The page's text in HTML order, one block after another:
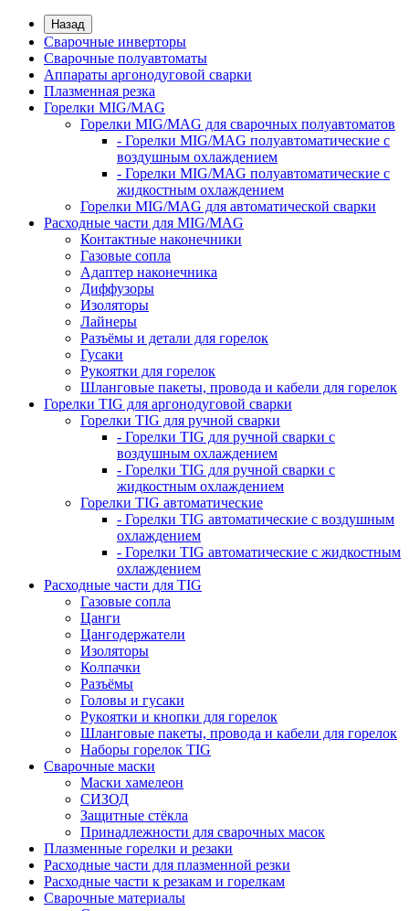
Назад
Сварочные инверторы
Сварочные полуавтоматы
Аппараты аргонодуговой сварки
Плазменная резка
Горелки MIG/MAG
Горелки MIG/MAG для сварочных полуавтоматов
- Горелки MIG/MAG полуавтоматические с
воздушным охлаждением
- Горелки MIG/MAG полуавтоматические с
жидкостным охлаждением
Горелки MIG/MAG для автоматической сварки
Расходные части для MIG/MAG
Контактные наконечники
Газовые сопла
Адаптер наконечника
Диффузоры
Изоляторы
Лайнеры
Разъёмы и детали для горелок
Гусаки
Рукоятки для горелок
Шланговые пакеты, провода и кабели для горелок
Горелки TIG для аргонодуговой сварки
Горелки TIG для ручной сварки
- Горелки TIG для ручной сварки с
воздушным охлаждением
- Горелки TIG для ручной сварки с
жидкостным охлаждением
Горелки TIG автоматические
- Горелки TIG автоматические с воздушным
охлаждением
- Горелки TIG автоматические с жидкостным
охлаждением
Расходные части для TIG
Газовые сопла
Цанги
Цангодержатели
Изоляторы
Колпачки
Разъёмы
Головы и гусаки
Рукоятки и кнопки для горелок
Шланговые пакеты, провода и кабели для горелок
Наборы горелок TIG
Сварочные маски
Маски хамелеон
СИЗОД
Защитные стёкла
Принадлежности для сварочных масок
Плазменные горелки и резаки
Расходные части для плазменной резки
Расходные части к резакам и горелкам
Сварочные материалы